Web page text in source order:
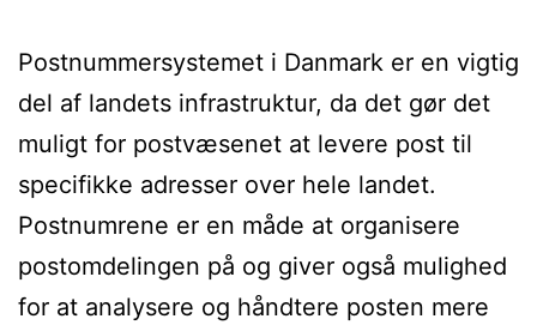
Postnummersystemet i Danmark er en vigtig
del af landets infrastruktur, da det gør det
muligt for postvæsenet at levere post til
specifikke adresser over hele landet.
Postnumrene er en måde at organisere
postomdelingen på og giver også mulighed
for at analysere og håndtere posten mere